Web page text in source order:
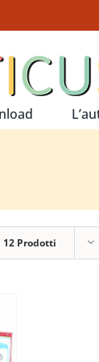
12 Prodotti